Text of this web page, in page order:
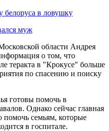
белоруса в ловушку
муж
области Андрея
о том, что
теракта в "Крокусе" больше
по спасению и поиску
готовы помочь в
Однако сейчас главная
помочь семьям, которые
в госпитале.